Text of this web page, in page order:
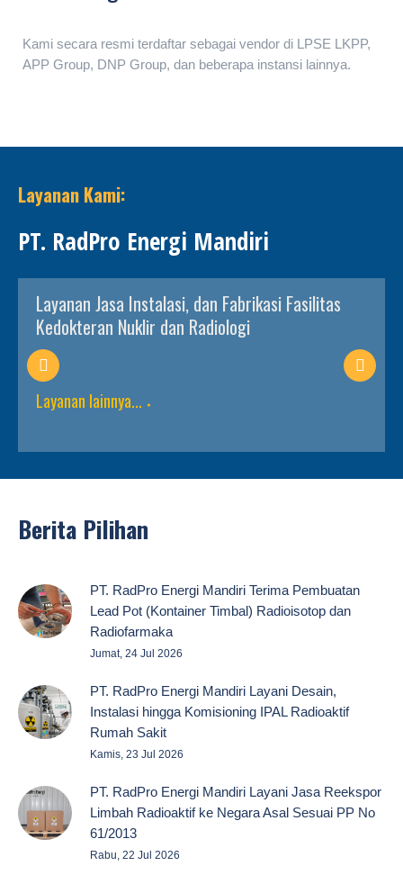
Kami secara resmi terdaftar sebagai vendor di LPSE LKPP,
APP Group, DNP Group, dan beberapa instansi lainnya.
Layanan Kami:
PT. RadPro Energi Mandiri
Layanan Jasa Instalasi, dan Fabrikasi Fasilitas
Kedokteran Nuklir dan Radiologi
Layanan lainnya...
Berita Pilihan
PT. RadPro Energi Mandiri Terima Pembuatan
Lead Pot (Kontainer Timbal) Radioisotop dan
Radiofarmaka
Jumat, 24 Jul 2026
PT. RadPro Energi Mandiri Layani Desain,
Instalasi hingga Komisioning IPAL Radioaktif
Rumah Sakit
Kamis, 23 Jul 2026
PT. RadPro Energi Mandiri Layani Jasa Reekspor
Limbah Radioaktif ke Negara Asal Sesuai PP No
61/2013
Rabu, 22 Jul 2026